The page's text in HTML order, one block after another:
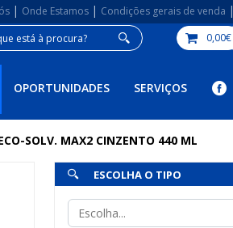
| Onde Estamos | Condições gerais de venda |
0,00€
OPORTUNIDADES SERVIÇOS
SOLV. MAX2 CINZENTO 440 ML
ESCOLHA O TIPO